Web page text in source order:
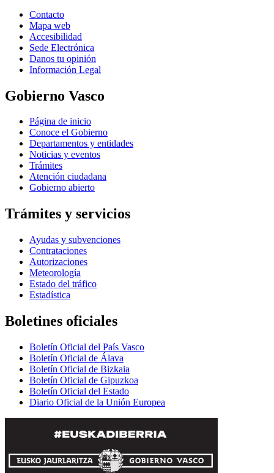
Contacto
Mapa web
Accesibilidad
Sede Electrónica
Danos tu opinión
Información Legal
Gobierno Vasco
Página de inicio
Conoce el Gobierno
Departamentos y entidades
Noticias y eventos
Trámites
Atención ciudadana
Gobierno abierto
Trámites y servicios
Ayudas y subvenciones
Contrataciones
Autorizaciones
Meteorología
Estado del tráfico
Estadística
Boletines oficiales
Boletín Oficial del País Vasco
Boletín Oficial de Álava
Boletín Oficial de Bizkaia
Boletín Oficial de Gipuzkoa
Boletín Oficial del Estado
Diario Oficial de la Unión Europea